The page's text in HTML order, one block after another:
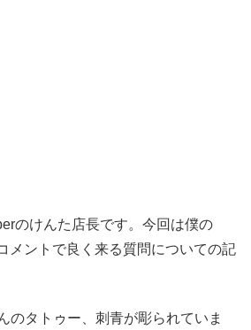
のけんた店長です。今回は僕の
メントで良く来る質問についての記
のタトゥー、刺青が彫られていま